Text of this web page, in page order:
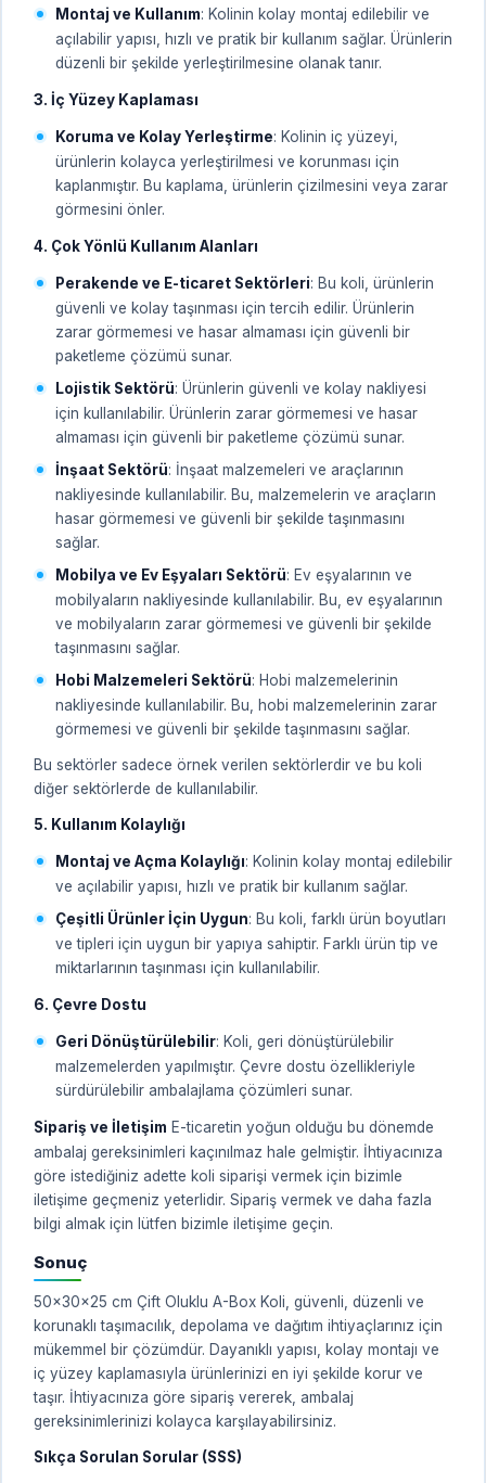
Montaj ve Kullanım: Kolinin kolay montaj edilebilir ve
açılabilir yapısı, hızlı ve pratik bir kullanım sağlar. Ürünlerin
düzenli bir şekilde yerleştirilmesine olanak tanır.
3. İç Yüzey Kaplaması
Koruma ve Kolay Yerleştirme: Kolinin iç yüzeyi,
ürünlerin kolayca yerleştirilmesi ve korunması için
kaplanmıştır. Bu kaplama, ürünlerin çizilmesini veya zarar
görmesini önler.
4. Çok Yönlü Kullanım Alanları
Perakende ve E-ticaret Sektörleri: Bu koli, ürünlerin
güvenli ve kolay taşınması için tercih edilir. Ürünlerin
zarar görmemesi ve hasar almaması için güvenli bir
paketleme çözümü sunar.
Lojistik Sektörü: Ürünlerin güvenli ve kolay nakliyesi
için kullanılabilir. Ürünlerin zarar görmemesi ve hasar
almaması için güvenli bir paketleme çözümü sunar.
İnşaat Sektörü: İnşaat malzemeleri ve araçlarının
nakliyesinde kullanılabilir. Bu, malzemelerin ve araçların
hasar görmemesi ve güvenli bir şekilde taşınmasını
sağlar.
Mobilya ve Ev Eşyaları Sektörü: Ev eşyalarının ve
mobilyaların nakliyesinde kullanılabilir. Bu, ev eşyalarının
ve mobilyaların zarar görmemesi ve güvenli bir şekilde
taşınmasını sağlar.
Hobi Malzemeleri Sektörü: Hobi malzemelerinin
nakliyesinde kullanılabilir. Bu, hobi malzemelerinin zarar
görmemesi ve güvenli bir şekilde taşınmasını sağlar.
Bu sektörler sadece örnek verilen sektörlerdir ve bu koli
diğer sektörlerde de kullanılabilir.
5. Kullanım Kolaylığı
Montaj ve Açma Kolaylığı: Kolinin kolay montaj edilebilir
ve açılabilir yapısı, hızlı ve pratik bir kullanım sağlar.
Çeşitli Ürünler İçin Uygun: Bu koli, farklı ürün boyutları
ve tipleri için uygun bir yapıya sahiptir. Farklı ürün tip ve
miktarlarının taşınması için kullanılabilir.
6. Çevre Dostu
Geri Dönüştürülebilir: Koli, geri dönüştürülebilir
malzemelerden yapılmıştır. Çevre dostu özellikleriyle
sürdürülebilir ambalajlama çözümleri sunar.
Sipariş ve İletişim E-ticaretin yoğun olduğu bu dönemde
ambalaj gereksinimleri kaçınılmaz hale gelmiştir. İhtiyacınıza
göre istediğiniz adette koli siparişi vermek için bizimle
iletişime geçmeniz yeterlidir. Sipariş vermek ve daha fazla
bilgi almak için lütfen bizimle iletişime geçin.
Sonuç
50x30x25 cm Çift Oluklu A-Box Koli, güvenli, düzenli ve
korunaklı taşımacılık, depolama ve dağıtım ihtiyaçlarınız için
mükemmel bir çözümdür. Dayanıklı yapısı, kolay montajı ve
iç yüzey kaplamasıyla ürünlerinizi en iyi şekilde korur ve
taşır. İhtiyacınıza göre sipariş vererek, ambalaj
gereksinimlerinizi kolayca karşılayabilirsiniz.
Sıkça Sorulan Sorular (SSS)